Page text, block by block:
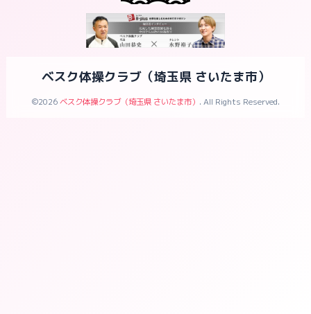
ベスク体操クラブ（埼玉県 さいたま市）
©2026ベスク体操クラブ（埼玉県 さいたま市） . All Rights Reserved.